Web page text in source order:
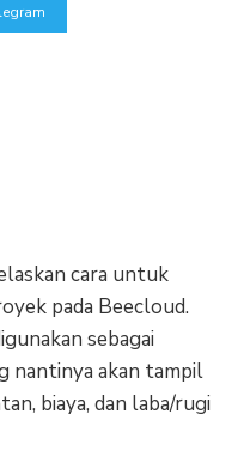
cara untuk
pada Beecloud.
sebagai
nantinya akan tampil
biaya, dan laba/rugi